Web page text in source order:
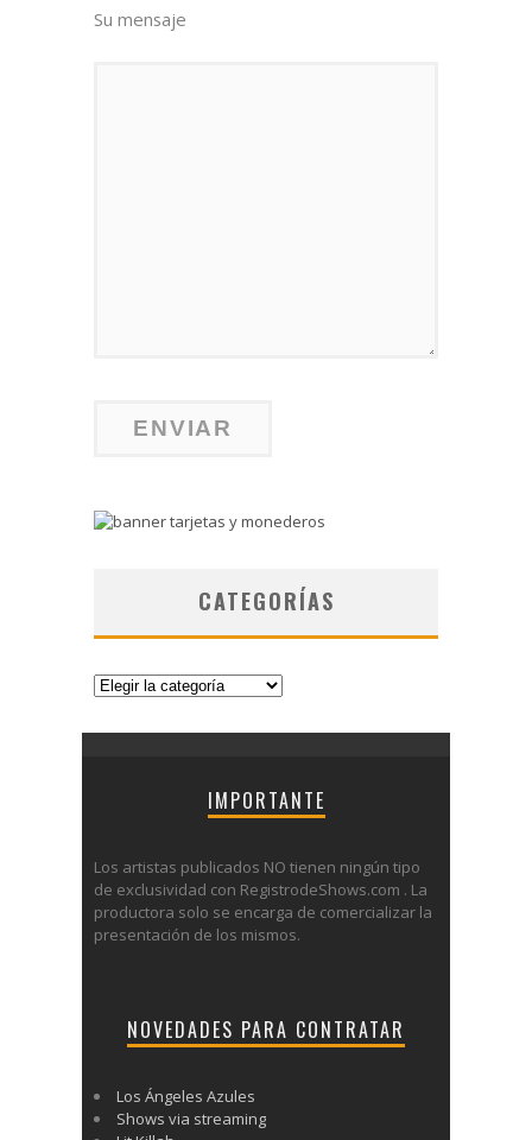
Su mensaje
CATEGORÍAS
Categorías
IMPORTANTE
Los artistas publicados NO tienen ningún tipo
de exclusividad con RegistrodeShows.com . La
productora solo se encarga de comercializar la
presentación de los mismos.
NOVEDADES PARA CONTRATAR
Los Ángeles Azules
Shows via streaming